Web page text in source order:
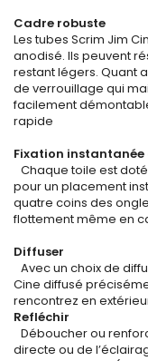
Cadre robuste
Les tubes Scrim Jim
anodisé. Ils peuvent
restant légers. Quant
de verrouillage qui
facilement
rapide
Fixation instantanée
Chaque toile est
pour un placement
quatre coins des
flottement même en
Diffuser
Avec un choix de
Cine diffusé
rencontrez en
Refléchir
Déboucher ou
directe ou de